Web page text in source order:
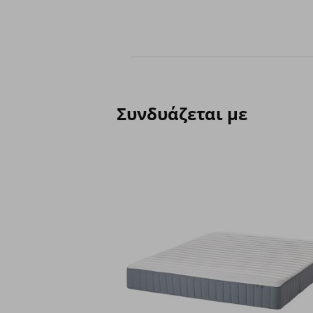
Συνδυάζεται με